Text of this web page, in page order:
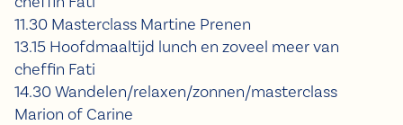
11.30 Masterclass Martine Prenen
13.15 Hoofdmaaltijd lunch en zoveel meer van
cheffin Fati
14.30 Wandelen/relaxen/zonnen/masterclass
Marion of Carine